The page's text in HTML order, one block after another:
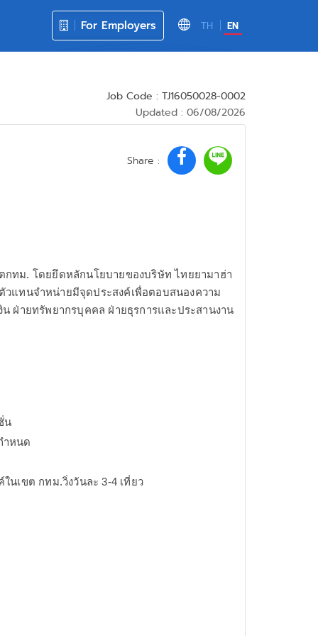
TH EN
For Employers
Job Code : TJ16050028-0002
Updated : 06/08/2026
Share :
กทม. โดยยึดหลักนโยบายของบริษัท ไทยยามาฮ่า
วแทนจำหน่ายมีจุดประสงค์เพื่อตอบสนองความ
ฝ่ายทรัพยากรบุคคล ฝ่ายธุรการและประสานงาน
น
ำหนด
นเขต กทม.วิ่งวันละ 3-4 เที่ยว